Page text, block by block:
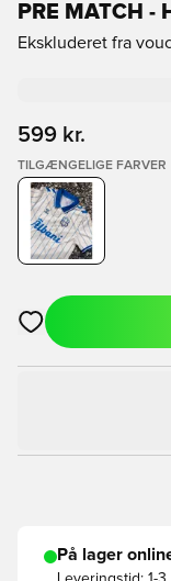
PRE MATCH -
Ekskluderet fra
599 kr.
TILGÆNGELIGE FARVER
Åbner en Modal til
På lager